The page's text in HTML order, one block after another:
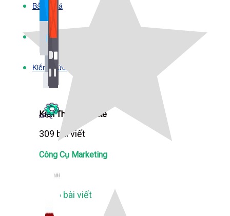
Kiến Thức Website
309 bài viết
Bảng Giá
Thanh Toán
Kiến Thức Marketing
Công Cụ Marketing
1,066 bài viết